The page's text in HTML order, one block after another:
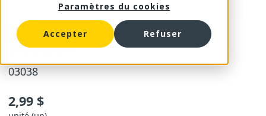
Paramètres du cookies
Accepter Refuser
Grenadille
03038
2,99 $